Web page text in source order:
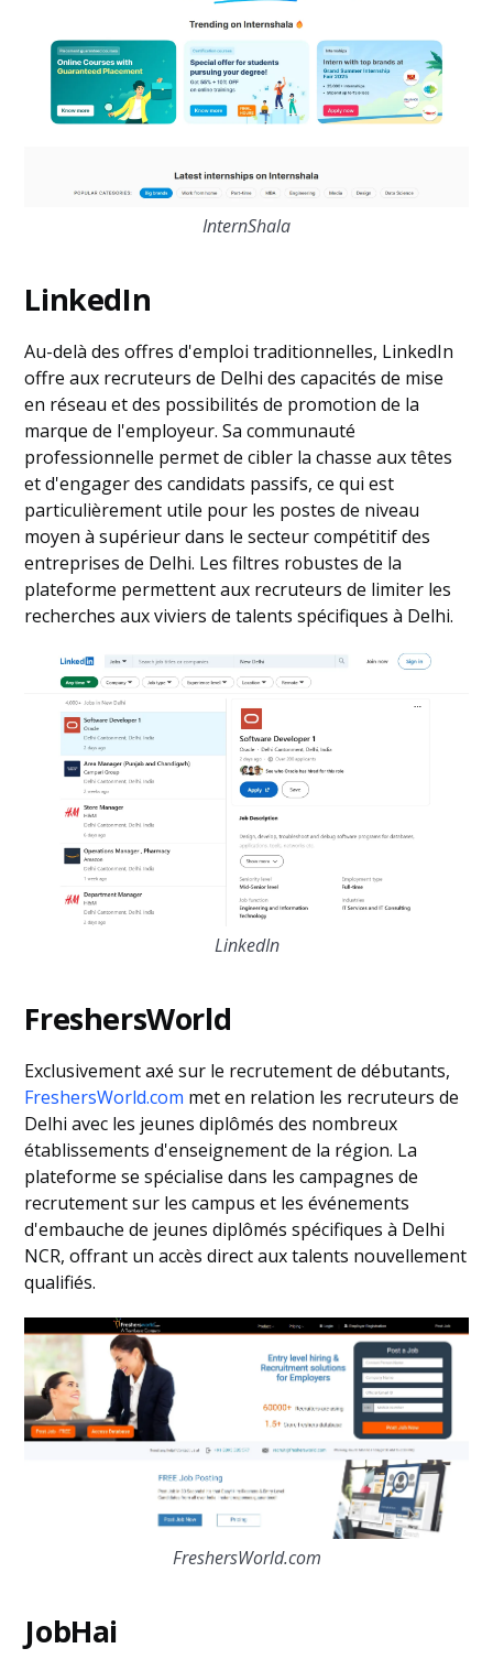
InternShala
LinkedIn
Au-delà des offres d'emploi traditionnelles, LinkedIn
offre aux recruteurs de Delhi des capacités de mise
en réseau et des possibilités de promotion de la
marque de l'employeur. Sa communauté
professionnelle permet de cibler la chasse aux têtes
et d'engager des candidats passifs, ce qui est
particulièrement utile pour les postes de niveau
moyen à supérieur dans le secteur compétitif des
entreprises de Delhi. Les filtres robustes de la
plateforme permettent aux recruteurs de limiter les
recherches aux viviers de talents spécifiques à Delhi.
LinkedIn
FreshersWorld
Exclusivement axé sur le recrutement de débutants,
FreshersWorld.com met en relation les recruteurs de
Delhi avec les jeunes diplômés des nombreux
établissements d'enseignement de la région. La
plateforme se spécialise dans les campagnes de
recrutement sur les campus et les événements
d'embauche de jeunes diplômés spécifiques à Delhi
NCR, offrant un accès direct aux talents nouvellement
qualifiés.
FreshersWorld.com
JobHai